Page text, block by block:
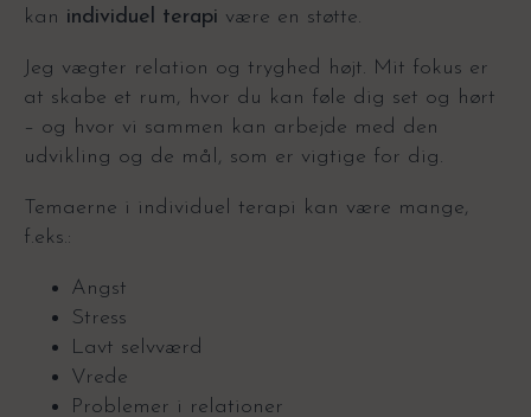
kan individuel terapi være en støtte.
Jeg vægter relation og tryghed højt. Mit fokus er
at skabe et rum, hvor du kan føle dig set og hørt
– og hvor vi sammen kan arbejde med den
udvikling og de mål, som er vigtige for dig.
Temaerne i individuel terapi kan være mange,
f.eks.:
Angst
Stress
Lavt selvværd
Vrede
Problemer i relationer